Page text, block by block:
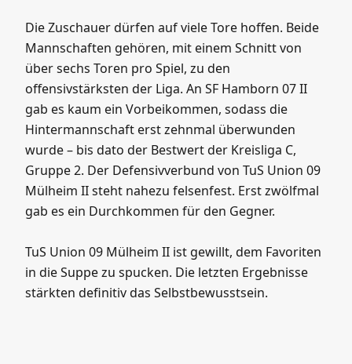
Die Zuschauer dürfen auf viele Tore hoffen. Beide
Mannschaften gehören, mit einem Schnitt von
über sechs Toren pro Spiel, zu den
offensivstärksten der Liga. An SF Hamborn 07 II
gab es kaum ein Vorbeikommen, sodass die
Hintermannschaft erst zehnmal überwunden
wurde – bis dato der Bestwert der Kreisliga C,
Gruppe 2. Der Defensivverbund von TuS Union 09
Mülheim II steht nahezu felsenfest. Erst zwölfmal
gab es ein Durchkommen für den Gegner.
TuS Union 09 Mülheim II ist gewillt, dem Favoriten
in die Suppe zu spucken. Die letzten Ergebnisse
stärkten definitiv das Selbstbewusstsein.